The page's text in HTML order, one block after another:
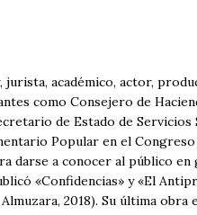
académico, actor,
como Consejero de
de Estado de
Popular en el
darse a conocer al público
«Confidencias» y «El
2018). Su última